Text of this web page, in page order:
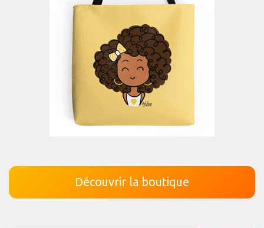
Découvrir la boutique